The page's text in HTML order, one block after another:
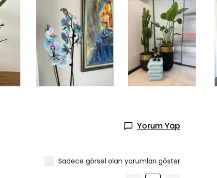
Yorum Yap
Sadece görsel olan yorumları göster